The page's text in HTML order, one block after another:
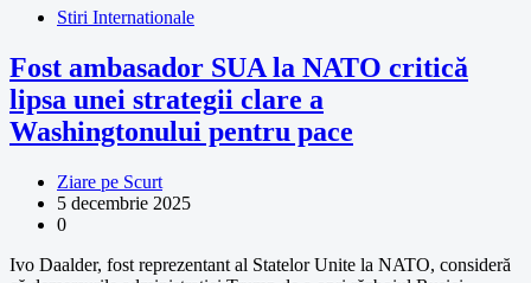
Stiri Internationale
Fost ambasador SUA la NATO critică
lipsa unei strategii clare a
Washingtonului pentru pace
Ziare pe Scurt
5 decembrie 2025
0
Ivo Daalder, fost reprezentant al Statelor Unite la NATO, consideră